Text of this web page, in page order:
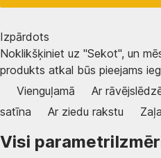
Izpārdots
Noklikšķiniet uz "Sekot", un
produkts atkal būs pieejams
Vienguļamā
Ar
satīna
Ar ziedu rakstu
Visi parametri